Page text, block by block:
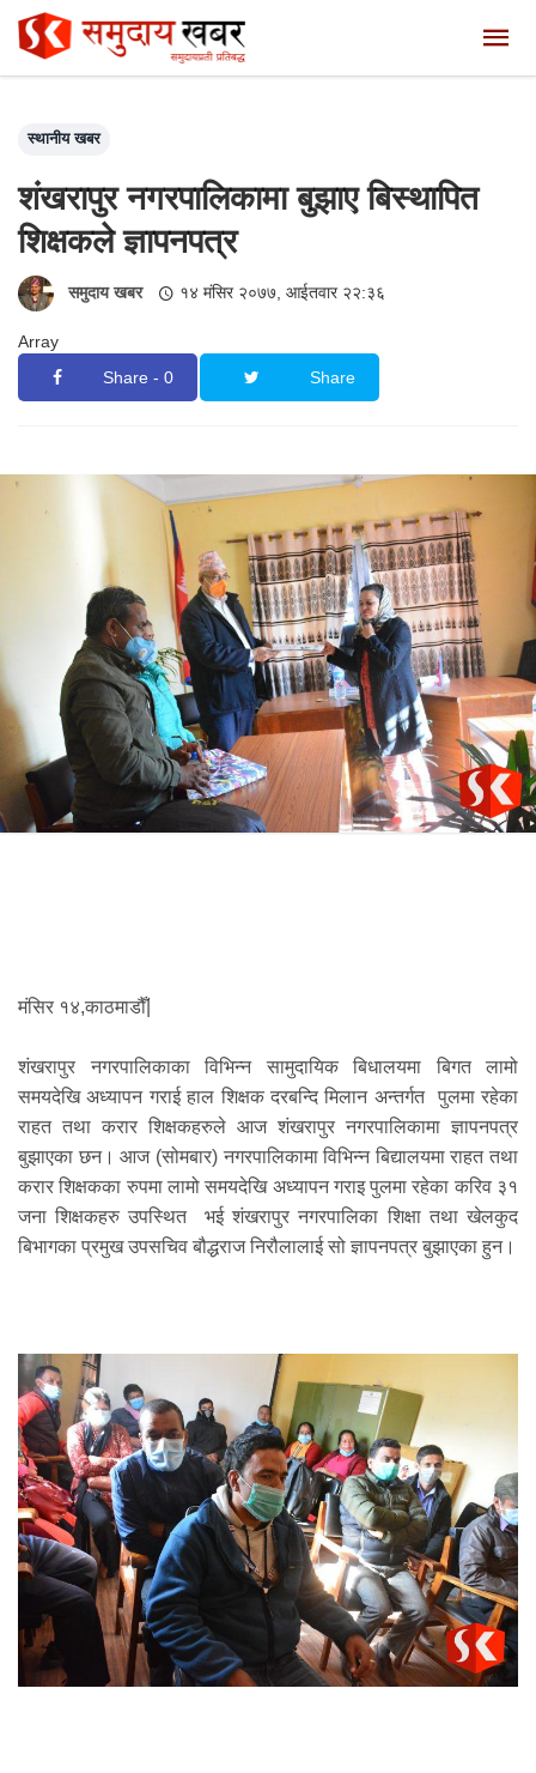
स्थानीय खबर
शंखरापुर नगरपालिकामा बुझाए बिस्थापित
शिक्षकले ज्ञापनपत्र
समुदाय खबर १४ मंसिर २०७७, आईतवार २२:३६
Array
Share - 0
Share
मंसिर १४,काठमाडौँ|
शंखरापुर नगरपालिकाका विभिन्न सामुदायिक बिधालयमा बिगत लामो
समयदेखि अध्यापन गराई हाल शिक्षक दरबन्दि मिलान अन्तर्गत पुलमा रहेका
राहत तथा करार शिक्षकहरुले आज शंखरापुर नगरपालिकामा ज्ञापनपत्र
बुझाएका छन। आज (सोमबार) नगरपालिकामा विभिन्न बिद्यालयमा राहत तथा
करार शिक्षकका रुपमा लामो समयदेखि अध्यापन गराइ पुलमा रहेका करिव ३१
जना शिक्षकहरु उपस्थित भई शंखरापुर नगरपालिका शिक्षा तथा खेलकुद
बिभागका प्रमुख उपसचिव बौद्धराज निरौलालाई सो ज्ञापनपत्र बुझाएका हुन।